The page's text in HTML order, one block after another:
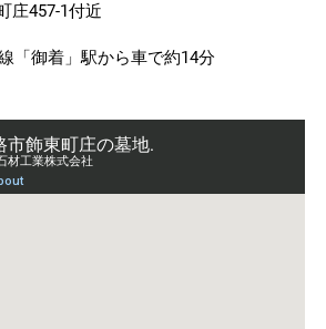
457-1付近
「御着」駅から車で約14分